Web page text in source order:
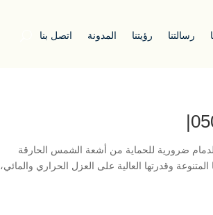
رسالتنا رؤيتنا المدونة اتصل بنا
ضرورية للحماية من أشعة الشمس الحارقة
وقدرتها العالية على العزل الحراري والمائي،